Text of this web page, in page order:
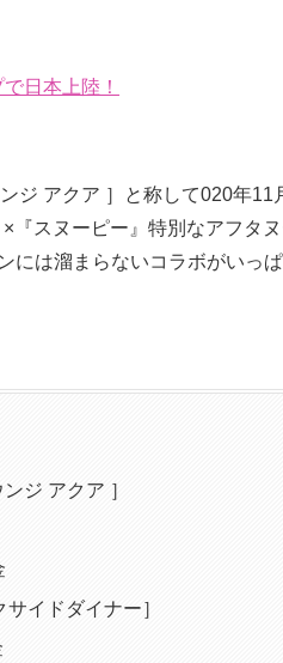
日本上陸！
ジ アクア ］と称して020年11
『スヌーピー』特別なアフタ
には溜まらないコラボがいっ
ジ アクア ］
イドダイナー］